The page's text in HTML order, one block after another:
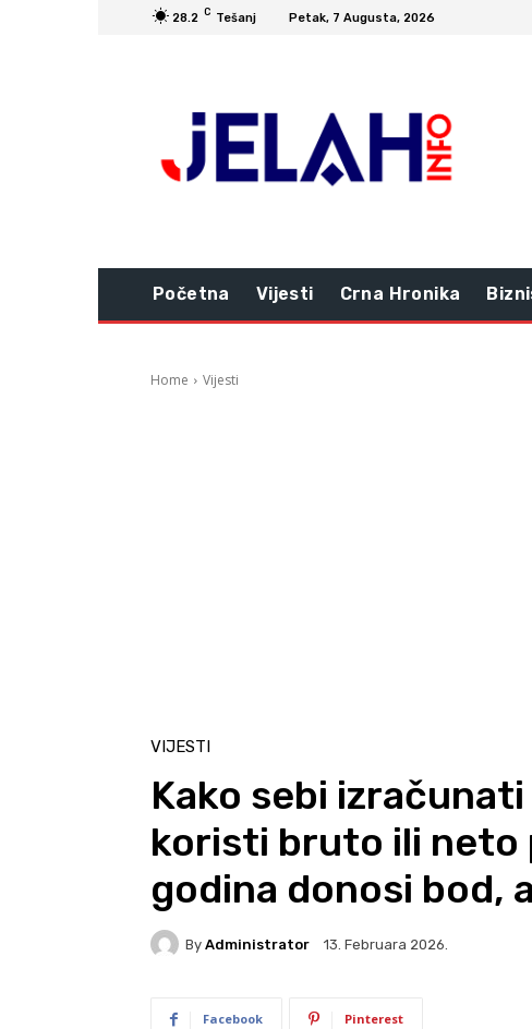
28.2 C Tešanj Petak, 7 Augusta, 2026
Početna Vijesti Crna Hronika
Home Vijesti
VIJESTI
Kako sebi
koristi bruto ili neto
godina donosi bod,
By Administrator 13. Februara 2026.
Facebook Pinterest